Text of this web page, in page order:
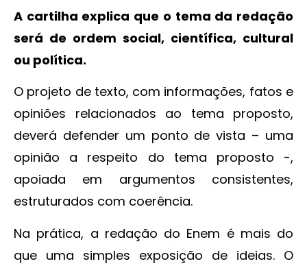
A cartilha explica que o tema da redação
será de ordem social, científica, cultural
ou política.
O projeto de texto, com informações, fatos e
opiniões relacionados ao tema proposto,
deverá defender um ponto de vista – uma
opinião a respeito do tema proposto -,
apoiada em argumentos consistentes,
estruturados com coerência.
Na prática, a redação do Enem é mais do
que uma simples exposição de ideias. O